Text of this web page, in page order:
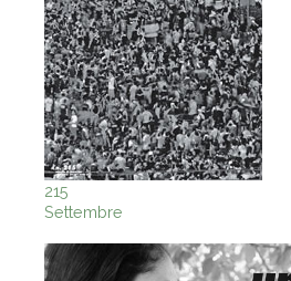
215
Settembre